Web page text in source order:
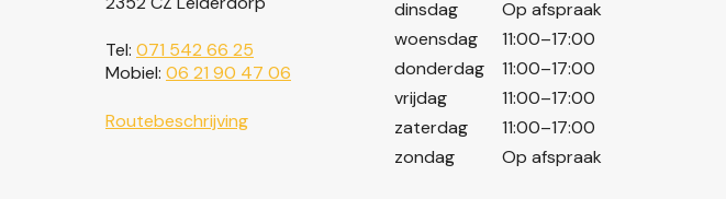
Tel: 071 542 66 25
Mobiel: 06 21 90 47 06
Routebeschrijving
dinsdag
Op afspraak
woensdag
11:00–17:00
donderdag
11:00–17:00
vrijdag
11:00–17:00
zaterdag
11:00–17:00
zondag
Op afspraak